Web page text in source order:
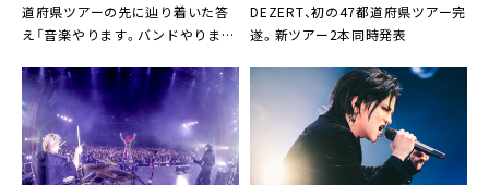
道府県ツアーの先に辿り着いた答
え「音楽やります。バンドやりま
DEZERT、初の47都道府県ツアー完
遂。新ツアー2本同時発表